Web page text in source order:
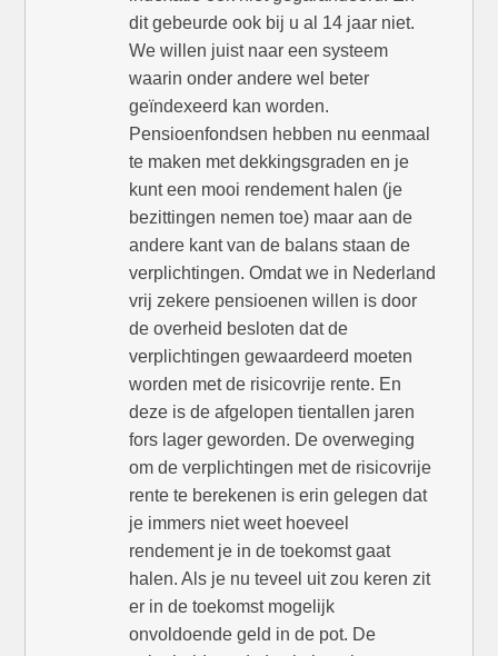
dit gebeurde ook bij u al 14 jaar niet.
We willen juist naar een systeem
waarin onder andere wel beter
geïndexeerd kan worden.
Pensioenfondsen hebben nu eenmaal
te maken met dekkingsgraden en je
kunt een mooi rendement halen (je
bezittingen nemen toe) maar aan de
andere kant van de balans staan de
verplichtingen. Omdat we in Nederland
vrij zekere pensioenen willen is door
de overheid besloten dat de
verplichtingen gewaardeerd moeten
worden met de risicovrije rente. En
deze is de afgelopen tientallen jaren
fors lager geworden. De overweging
om de verplichtingen met de risicovrije
rente te berekenen is erin gelegen dat
je immers niet weet hoeveel
rendement je in de toekomst gaat
halen. Als je nu teveel uit zou keren zit
er in de toekomst mogelijk
onvoldoende geld in de pot. De